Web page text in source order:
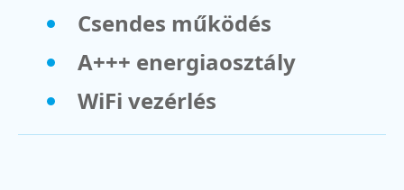
Csendes működés
A+++ energiaosztály
WiFi vezérlés